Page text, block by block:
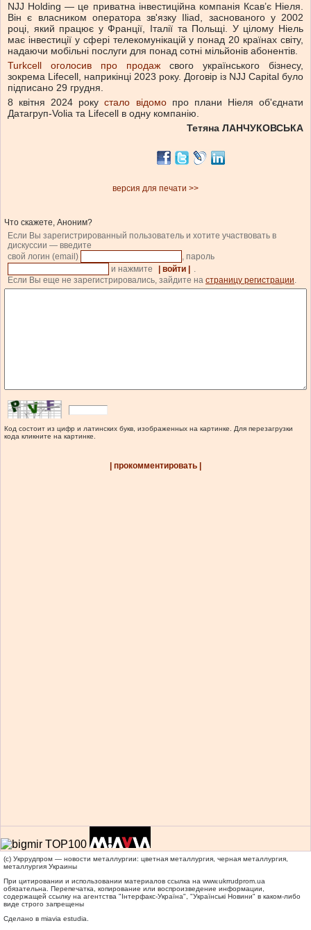
NJJ Holding — це приватна інвестиційна компанія Ксав’є Ніеля.
Він є власником оператора зв'язку Iliad, заснованого у 2002
році, який працює у Франції, Італії та Польщі. У цілому Ніель
має інвестиції у сфері телекомунікацій у понад 20 країнах світу,
надаючи мобільні послуги для понад сотні мільйонів абонентів.
Turkcell оголосив про продаж свого українського бізнесу,
зокрема Lifecell, наприкінці 2023 року. Договір із NJJ Capital було
підписано 29 грудня.
8 квітня 2024 рокустало відомопро плани Ніеля об'єднати
Датагруп-Volia та Lifecell в одну компанію.
Тетяна ЛАНЧУКОВСЬКА
версия для печати >>
Что скажете, Аноним?
Если Вы зарегистрированный пользователь и хотите участвовать в
дискуссии — введите
свой логин (email)
, пароль
и нажмите
| войти |
.
Если Вы еще не зарегистрировались, зайдите на страницу регистрации.
Код состоит из цифр и латинских букв, изображенных на картинке. Для перезагрузки
кода кликните на картинке.
| прокомментировать |
(c) Укррудпром — новости металлургии: цветная металлургия, черная металлургия,
металлургия Украины
При цитировании и использовании материалов ссылка на www.ukrrudprom.ua
обязательна. Перепечатка, копирование или воспроизведение информации,
содержащей ссылку на агентства "Iнтерфакс-Україна", "Українськi Новини" в каком-либо
виде строго запрещены
Сделано в miavia estudia.